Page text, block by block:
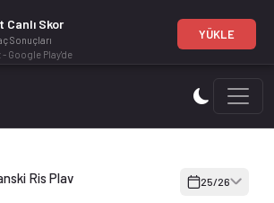
25-26 sezonu kadrosu, maç
Ris Plav 25/26
Canlı Skor
Sonuçları
- Google Play'de
YÜKLE